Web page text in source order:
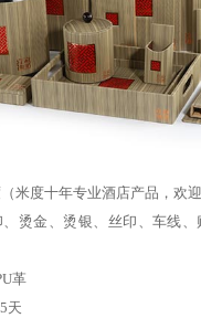
米度十年专业酒店产品，欢
烫金、烫银、丝印、车线
革
天